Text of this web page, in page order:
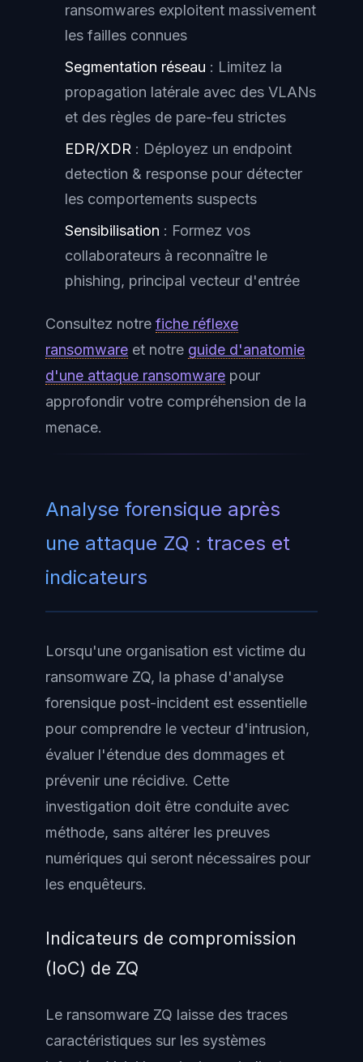
ransomwares exploitent massivement
les failles connues
Segmentation réseau : Limitez la
propagation latérale avec des VLANs
et des règles de pare-feu strictes
EDR/XDR : Déployez un endpoint
detection & response pour détecter
les comportements suspects
Sensibilisation : Formez vos
collaborateurs à reconnaître le
phishing, principal vecteur d'entrée
Consultez notre fiche réflexe
ransomware et notre guide d'anatomie
d'une attaque ransomware pour
approfondir votre compréhension de la
menace.
Analyse forensique après
une attaque ZQ : traces et
indicateurs
Lorsqu'une organisation est victime du
ransomware ZQ, la phase d'analyse
forensique post-incident est essentielle
pour comprendre le vecteur d'intrusion,
évaluer l'étendue des dommages et
prévenir une récidive. Cette
investigation doit être conduite avec
méthode, sans altérer les preuves
numériques qui seront nécessaires pour
les enquêteurs.
Indicateurs de compromission
(IoC) de ZQ
Le ransomware ZQ laisse des traces
caractéristiques sur les systèmes